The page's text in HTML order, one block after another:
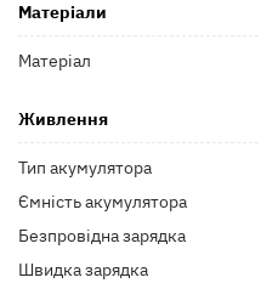
Матеріали
Матеріал
Живлення
Тип акумулятора
Ємність акумулятора
Безпровідна зарядка
Швидка зарядка